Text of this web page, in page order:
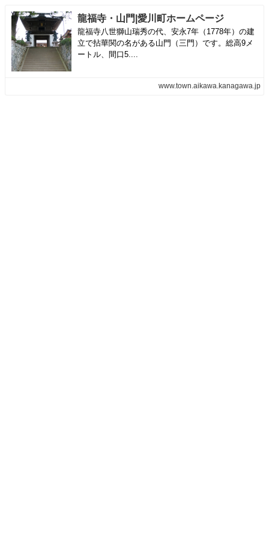
龍福寺・山門|愛川町ホームページ
龍福寺八世獅山瑞秀の代、安永7年（1778年）の建
立で拈華関の名がある山門（三門）です。総高9メ
ートル、間口5....
www.town.aikawa.kanagawa.jp